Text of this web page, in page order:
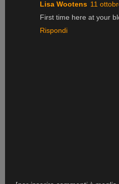
Lisa Wootens 11
First time here at your
Rispondi